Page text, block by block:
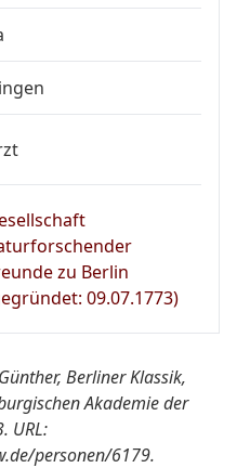
zu Berlin
09.07.1773)
Berliner Klassik,
Akademie der
URL:
personen/6179.